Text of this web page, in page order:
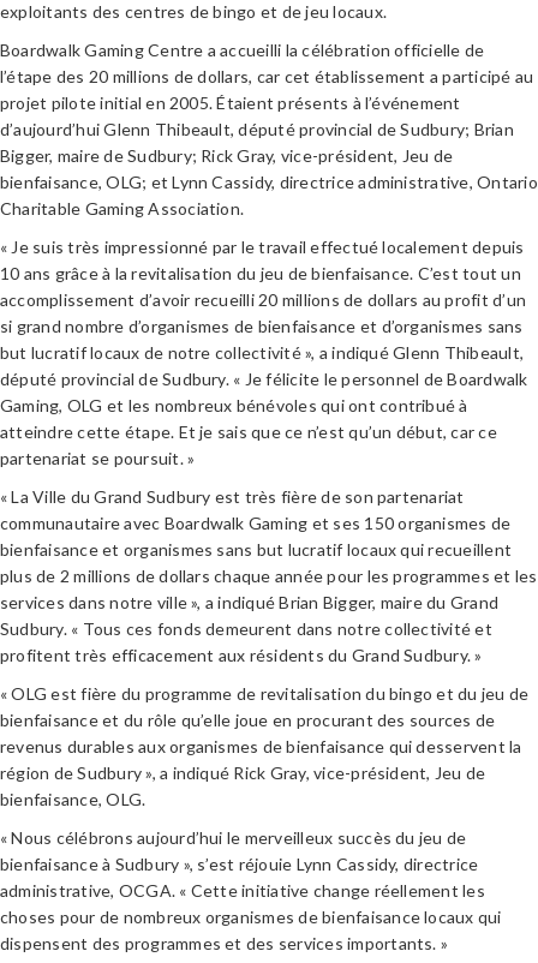
exploitants des centres de bingo et de jeu locaux.
Boardwalk Gaming Centre a accueilli la célébration officielle de
l’étape des 20 millions de dollars, car cet établissement a participé au
projet pilote initial en 2005. Étaient présents à l’événement
d’aujourd’hui Glenn Thibeault, député provincial de Sudbury; Brian
Bigger, maire de Sudbury; Rick Gray, vice-président, Jeu de
bienfaisance, OLG; et Lynn Cassidy, directrice administrative, Ontario
Charitable Gaming Association.
« Je suis très impressionné par le travail effectué localement depuis
10 ans grâce à la revitalisation du jeu de bienfaisance. C’est tout un
accomplissement d’avoir recueilli 20 millions de dollars au profit d’un
si grand nombre d’organismes de bienfaisance et d’organismes sans
but lucratif locaux de notre collectivité », a indiqué Glenn Thibeault,
député provincial de Sudbury. « Je félicite le personnel de Boardwalk
Gaming, OLG et les nombreux bénévoles qui ont contribué à
atteindre cette étape. Et je sais que ce n’est qu’un début, car ce
partenariat se poursuit. »
« La Ville du Grand Sudbury est très fière de son partenariat
communautaire avec Boardwalk Gaming et ses 150 organismes de
bienfaisance et organismes sans but lucratif locaux qui recueillent
plus de 2 millions de dollars chaque année pour les programmes et les
services dans notre ville », a indiqué Brian Bigger, maire du Grand
Sudbury. « Tous ces fonds demeurent dans notre collectivité et
profitent très efficacement aux résidents du Grand Sudbury. »
« OLG est fière du programme de revitalisation du bingo et du jeu de
bienfaisance et du rôle qu’elle joue en procurant des sources de
revenus durables aux organismes de bienfaisance qui desservent la
région de Sudbury », a indiqué Rick Gray, vice-président, Jeu de
bienfaisance, OLG.
« Nous célébrons aujourd’hui le merveilleux succès du jeu de
bienfaisance à Sudbury », s’est réjouie Lynn Cassidy, directrice
administrative, OCGA. « Cette initiative change réellement les
choses pour de nombreux organismes de bienfaisance locaux qui
dispensent des programmes et des services importants. »